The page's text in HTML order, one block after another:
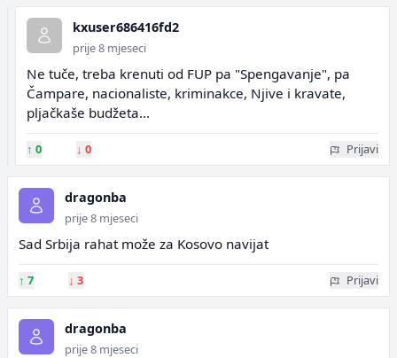
kxuser686416fd2
prije 8 mjeseci
Ne tuče, treba krenuti od FUP pa "Spengavanje", pa
Čampare, nacionaliste, kriminakce, Njive i kravate,
pljačkaše budžeta...
↑ 0 ↓ 0 Prijavi
dragonba
prije 8 mjeseci
Sad Srbija rahat može za Kosovo navijat
↑ 7 ↓ 3 Prijavi
dragonba
prije 8 mjeseci